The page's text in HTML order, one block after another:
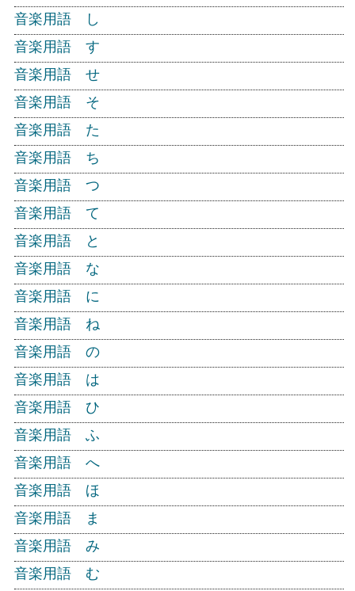
音楽用語 し
音楽用語 す
音楽用語 せ
音楽用語 そ
音楽用語 た
音楽用語 ち
音楽用語 つ
音楽用語 て
音楽用語 と
音楽用語 な
音楽用語 に
音楽用語 ね
音楽用語 の
音楽用語 は
音楽用語 ひ
音楽用語 ふ
音楽用語 へ
音楽用語 ほ
音楽用語 ま
音楽用語 み
音楽用語 む